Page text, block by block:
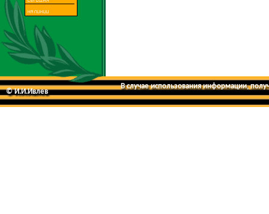
© И.И.Ивлев
В случае использования информации,